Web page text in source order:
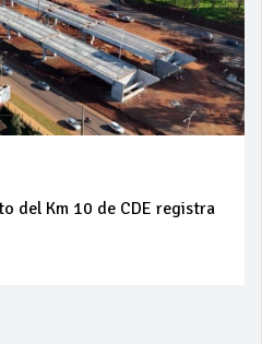
del Km 10 de CDE registra